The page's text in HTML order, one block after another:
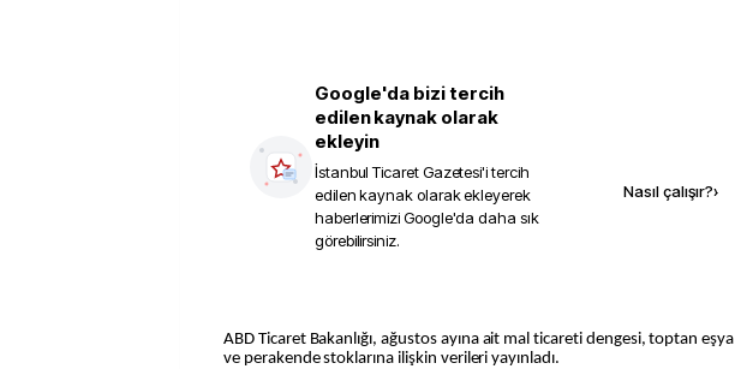
Google'da bizi tercih
edilen kaynak olarak
ekleyin
İstanbul Ticaret Gazetesi'i tercih
edilen kaynak olarak ekleyerek
haberlerimizi Google'da daha sık
görebilirsiniz.
Nasıl çalışır?›
ABD Ticaret Bakanlığı, ağustos ayına ait mal ticareti dengesi, toptan eşya
ve perakende stoklarına ilişkin verileri yayınladı.